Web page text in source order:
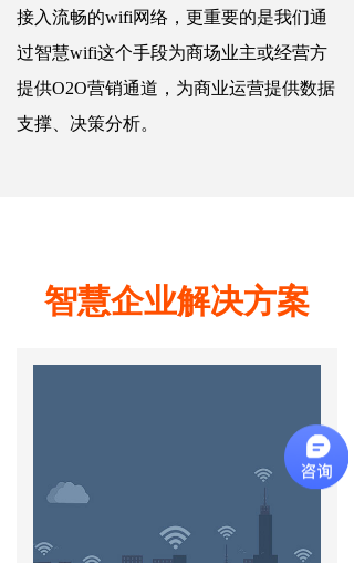
接入流畅的wifi网络，更重要的是我们通
过智慧wifi这个手段为商场业主或经营方
提供O2O营销通道，为商业运营提供数据
支撑、决策分析。
智慧企业解决方案